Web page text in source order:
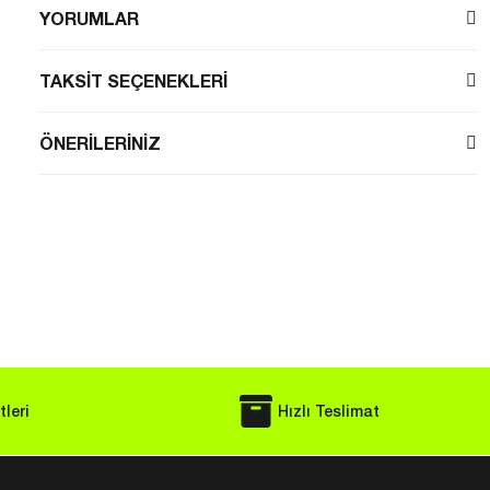
YORUMLAR
TAKSİT SEÇENEKLERİ
ÖNERİLERİNİZ
Hızlı Teslimat